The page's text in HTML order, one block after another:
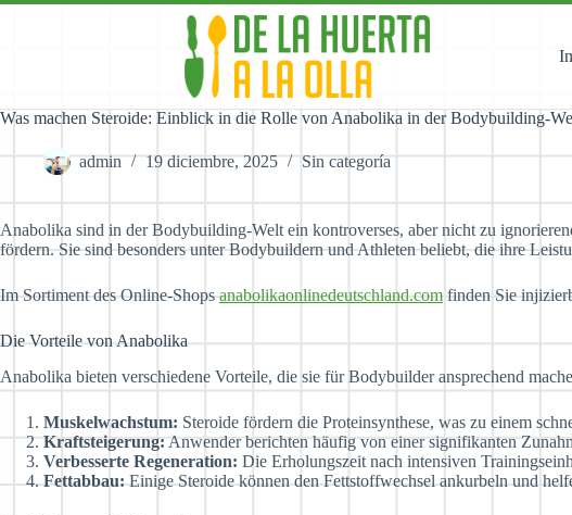
Skip
Was machen Steroide: Einblick in die Rolle von Anabolika in der Bodybuilding-
admin 19 diciembre, 2025 Sin categoría
Anabolika sind in der Bodybuilding-Welt ein kontroverses, aber nicht zu
fördern. Sie sind besonders unter Bodybuildern und Athleten beliebt, die ihre
Im Sortiment des Online-Shopsanabolikaonlinedeutschland.comfinden Sie
Die Vorteile von Anabolika
Anabolika bieten verschiedene Vorteile, die sie für Bodybuilder ansprechend
Muskelwachstum: Steroide fördern die Proteinsynthese, was zu einem
Kraftsteigerung:Anwender berichten häufig von einer signifikanten
Verbesserte Regeneration: Die Erholungszeit nach intensiven
Fettabbau:Einige Steroide können den Fettstoffwechsel ankurbeln und